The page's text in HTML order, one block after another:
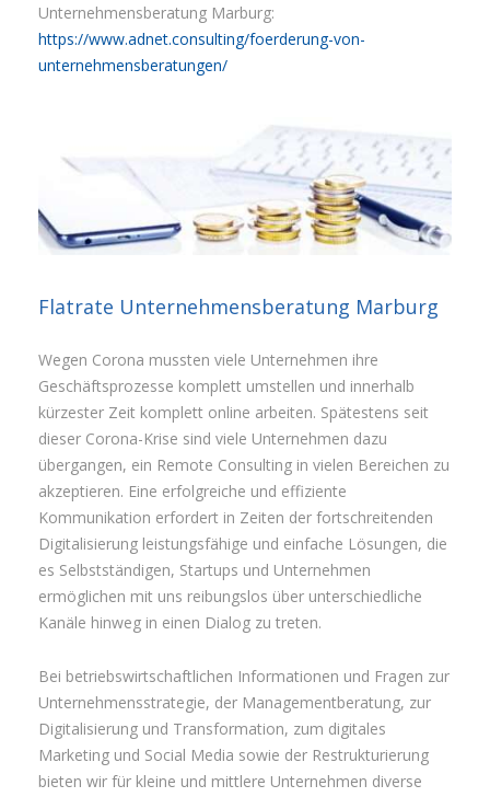
Unternehmensberatung Marburg:
https://www.adnet.consulting/foerderung-von-
unternehmensberatungen/
Flatrate Unternehmensberatung Marburg
Wegen Corona mussten viele Unternehmen ihre
Geschäftsprozesse komplett umstellen und innerhalb
kürzester Zeit komplett online arbeiten. Spätestens seit
dieser Corona-Krise sind viele Unternehmen dazu
übergangen, ein Remote Consulting in vielen Bereichen zu
akzeptieren. Eine erfolgreiche und effiziente
Kommunikation erfordert in Zeiten der fortschreitenden
Digitalisierung leistungsfähige und einfache Lösungen, die
es Selbstständigen, Startups und Unternehmen
ermöglichen mit uns reibungslos über unterschiedliche
Kanäle hinweg in einen Dialog zu treten.
Bei betriebswirtschaftlichen Informationen und Fragen zur
Unternehmensstrategie, der Managementberatung, zur
Digitalisierung und Transformation, zum digitales
Marketing und Social Media sowie der Restrukturierung
bieten wir für kleine und mittlere Unternehmen diverse